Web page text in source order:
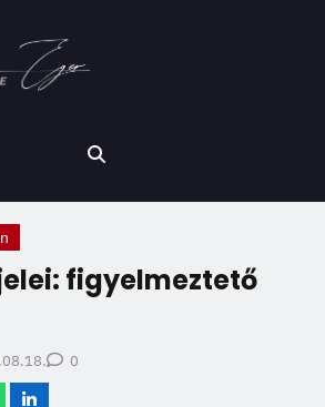
figyelmeztető
0